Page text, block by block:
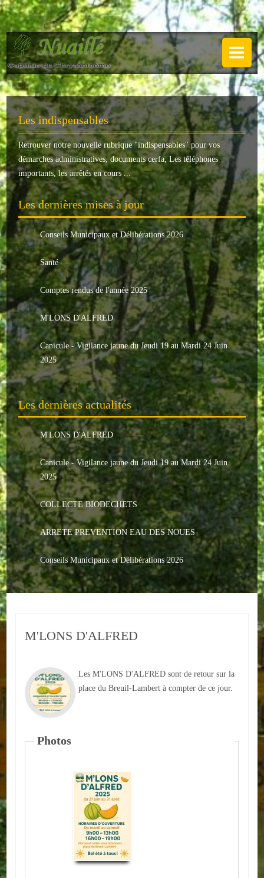
NUAILLÉ
Plan de Nuaillé
Sentiers pédestres
Guide annuel
Histoire
Galerie
LA MAIRIE
Horaires
Agence postale
Le conseil municipal
Les élus
Les commissions
Les comptes rendus
Le personnel communal
L'Echo de Nuaillé
Tarifs et locations
Galeries photos
INDISPENSABLES
Nouveaux arrivants
Le PACS
Voter
Bientôt 16 ans
Urbanisme
Santé
Social
Culturel
.
Les indispensables
Retrouver notre nouvelle rubrique "indispensables" pour vos
démarches administratives, documents cerfa, Les téléphones
importants, les arrêtés en cours ...
Les dernières mises à jour
Conseils Municipaux et Délibérations 2026
Santé
Comptes rendus de l'année 2025
M'LONS D'ALFRED
Canicule - Vigilance jaune du Jeudi 19 au Mardi 24 Juin
2025
Les dernières actualités
M'LONS D'ALFRED
Canicule - Vigilance jaune du Jeudi 19 au Mardi 24 Juin
2025
COLLECTE BIODECHETS
ARRETE PREVENTION EAU DES NOUES
Conseils Municipaux et Délibérations 2026
M'LONS D'ALFRED
Les M'LONS D'ALFRED sont de retour sur la
place du Breuil-Lambert à compter de ce jour.
Photos